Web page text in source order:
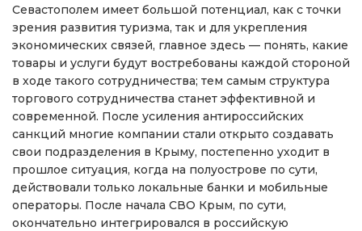
Севастополем имеет большой потенциал, как с точки
зрения развития туризма, так и для укрепления
экономических связей, главное здесь — понять, какие
товары и услуги будут востребованы каждой стороной
в ходе такого сотрудничества; тем самым структура
торгового сотрудничества станет эффективной и
современной. После усиления антироссийских
санкций многие компании стали открыто создавать
свои подразделения в Крыму, постепенно уходит в
прошлое ситуация, когда на полуострове по сути,
действовали только локальные банки и мобильные
операторы. После начала СВО Крым, по сути,
окончательно интегрировался в российскую